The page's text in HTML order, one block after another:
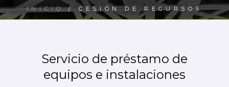
INICIO/CESIÓN DE RECURSOS
Servicio de préstamo de
equipos e instalaciones